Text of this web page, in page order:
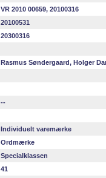
VR 2010 00659, 20100316
20100531
20300316
Rasmus Søndergaard, Holger
--
Individuelt varemærke
Ordmærke
Specialklassen
41